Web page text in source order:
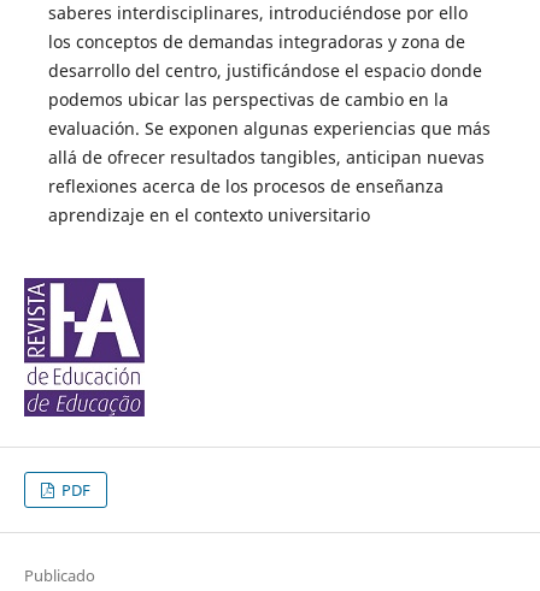
saberes interdisciplinares, introduciéndose por ello
los conceptos de demandas integradoras y zona de
desarrollo del centro, justificándose el espacio donde
podemos ubicar las perspectivas de cambio en la
evaluación. Se exponen algunas experiencias que más
allá de ofrecer resultados tangibles, anticipan nuevas
reflexiones acerca de los procesos de enseñanza
aprendizaje en el contexto universitario
PDF
Publicado